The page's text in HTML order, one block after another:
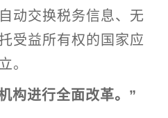
动交换税务信息、无
受益所有权的国家应
。
构进行全面改革。”